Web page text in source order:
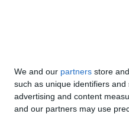
We and our partners store
such as unique identifiers
advertising and content
and our partners may use
48,84%
51,16%